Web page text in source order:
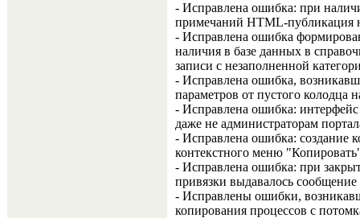
- Исправлена ошибка: при
примечаний HTML-публикация
- Исправлена ошибка
наличия в базе данных в
записи с незаполненной
- Исправлена ошибка,
параметров от пустого колодца
- Исправлена ошибка:
даже не администраторам
- Исправлена ошибка: создание
контекстного меню
- Исправлена ошибка: при
привязки выдавалось
- Исправлены ошибки,
копирования процессов с